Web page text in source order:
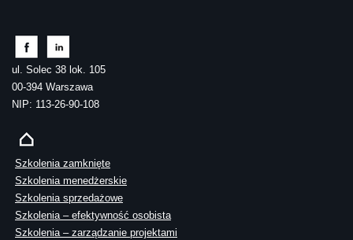
ul. Solec 38 lok. 105
00-394 Warszawa
NIP: 113-26-90-108
Szkolenia zamknięte
Szkolenia menedżerskie
Szkolenia sprzedażowe
Szkolenia – efektywność osobista
Szkolenia – zarządzanie projektami